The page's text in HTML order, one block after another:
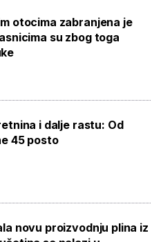
otocima zabranjena je
su zbog toga
i dalje rastu: Od
45 posto
novu proizvodnju plina iz